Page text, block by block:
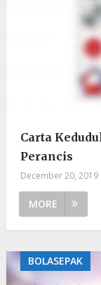
Carta
Perancis
December 20, 2019
MORE
BOLASEPAK